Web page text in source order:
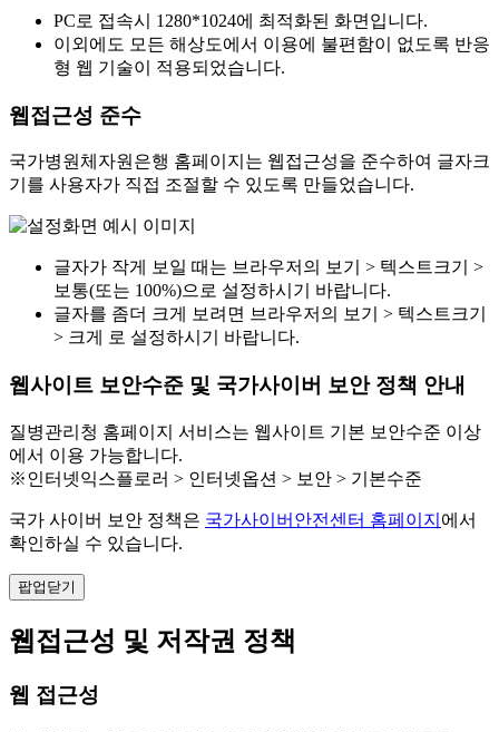
PC로 접속시 1280*1024에 최적화된 화면입니다.
이외에도 모든 해상도에서 이용에 불편함이 없도록 반응
형 웹 기술이 적용되었습니다.
웹접근성 준수
국가병원체자원은행 홈페이지는 웹접근성을 준수하여 글자크
기를 사용자가 직접 조절할 수 있도록 만들었습니다.
글자가 작게 보일 때는 브라우저의 보기 > 텍스트크기 >
보통(또는 100%)으로 설정하시기 바랍니다.
글자를 좀더 크게 보려면 브라우저의 보기 > 텍스트크기
> 크게 로 설정하시기 바랍니다.
웹사이트 보안수준 및 국가사이버 보안 정책 안내
질병관리청 홈페이지 서비스는 웹사이트 기본 보안수준 이상
에서 이용 가능합니다.
※인터넷익스플로러 > 인터넷옵션 > 보안 > 기본수준
국가 사이버 보안 정책은 국가사이버안전센터 홈페이지 에서
확인하실 수 있습니다.
팝업닫기
웹접근성 및 저작권 정책
웹 접근성